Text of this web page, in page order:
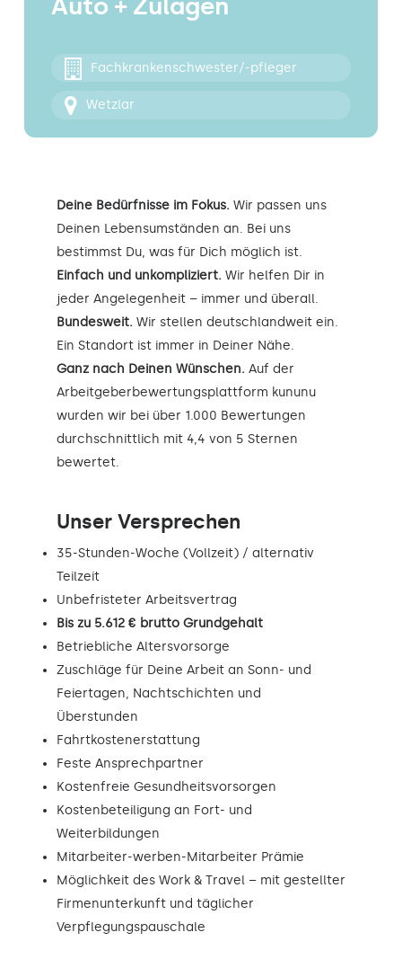
Kontakt
Auto + Zulagen
Fachkrankenschwester/-pfleger
Wetzlar
Deine Bedürfnisse im Fokus. Wir passen uns
Deinen Lebensumständen an. Bei uns
bestimmst Du, was für Dich möglich ist.
Einfach und unkompliziert. Wir helfen Dir in
jeder Angelegenheit – immer und überall.
Bundesweit. Wir stellen deutschlandweit ein.
Ein Standort ist immer in Deiner Nähe.
Ganz nach Deinen Wünschen. Auf der
Arbeitgeberbewertungsplattform kununu
wurden wir bei über 1.000 Bewertungen
durchschnittlich mit 4,4 von 5 Sternen
bewertet.
Unser Versprechen
35-Stunden-Woche (Vollzeit) / alternativ
Teilzeit
Unbefristeter Arbeitsvertrag
Bis zu 5.612 € brutto Grundgehalt
Betriebliche Altersvorsorge
Zuschläge für Deine Arbeit an Sonn- und
Feiertagen, Nachtschichten und
Überstunden
Fahrtkostenerstattung
Feste Ansprechpartner
Kostenfreie Gesundheitsvorsorgen
Kostenbeteiligung an Fort- und
Weiterbildungen
Mitarbeiter-werben-Mitarbeiter Prämie
Möglichkeit des Work & Travel – mit gestellter
Firmenunterkunft und täglicher
Verpflegungspauschale